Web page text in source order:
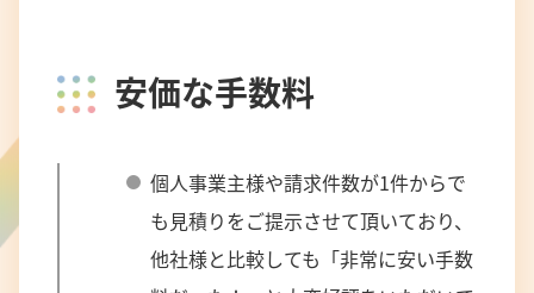
安価な手数料
個人事業主様や請求件数が1件からで
も見積りをご提示させて頂いており、
他社様と比較しても「非常に安い手数